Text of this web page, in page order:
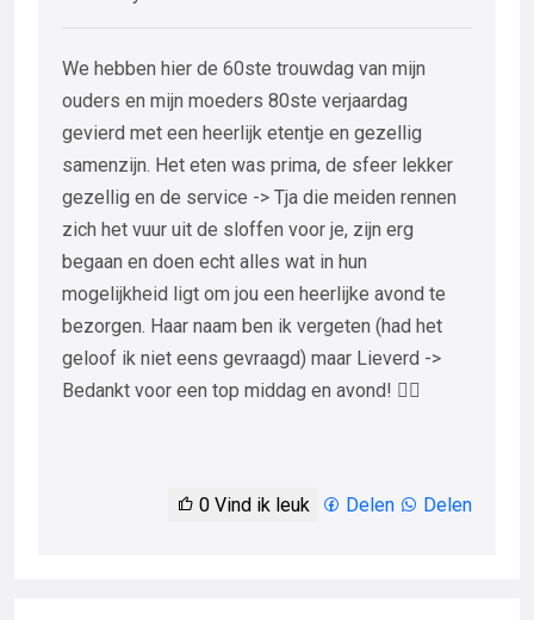
We hebben hier de 60ste trouwdag van mijn
ouders en mijn moeders 80ste verjaardag
gevierd met een heerlijk etentje en gezellig
samenzijn. Het eten was prima, de sfeer lekker
gezellig en de service -> Tja die meiden rennen
zich het vuur uit de sloffen voor je, zijn erg
begaan en doen echt alles wat in hun
mogelijkheid ligt om jou een heerlijke avond te
bezorgen. Haar naam ben ik vergeten (had het
geloof ik niet eens gevraagd) maar Lieverd ->
Bedankt voor een top middag en avond! 👍🏻
0 Vind ik leuk Delen Delen